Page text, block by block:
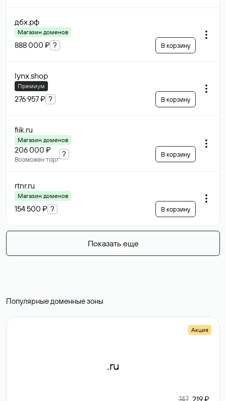
дбх.рф
Магазин доменов
888 000 ₽ ? В корзину
lynx.shop
Премиум
276 957 ₽ ? В корзину
fiik.ru
Магазин доменов
206 000 ₽
Возможен торг
? В корзину
rtnr.ru
Магазин доменов
154 500 ₽ ? В корзину
Показать еще
Популярные доменные зоны
Акция
.ru